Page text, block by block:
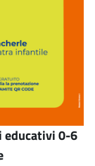
educativi 0-6